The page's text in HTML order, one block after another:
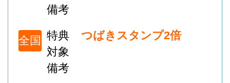
備考
全国 特典
つばきスタンプ2倍
対象
備考